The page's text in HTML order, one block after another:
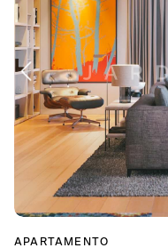
APARTAMENTO